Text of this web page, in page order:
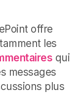
offre
les
qui
messages
plus